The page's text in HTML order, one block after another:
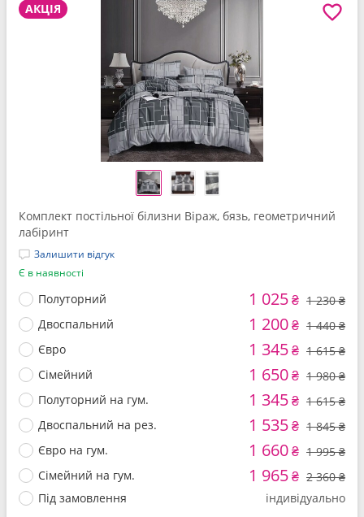
АКЦІЯ
Комплект постільної білизни Віраж, бязь, геометричний
лабіринт
Залишити відгук
Є в наявності
Полуторний 1 025₴ 1 230 ₴
Двоспальний
1 200₴ 1 440 ₴
Євро
1 345₴ 1 615 ₴
Сімейний
1 650₴ 1 980 ₴
Полуторний на гум.
1 345₴ 1 615 ₴
Двоспальний на рез.
1 535₴ 1 845 ₴
Євро на гум.
1 660₴ 1 995 ₴
Сімейний на гум.
1 965₴ 2 360 ₴
Під замовлення
індивідуально